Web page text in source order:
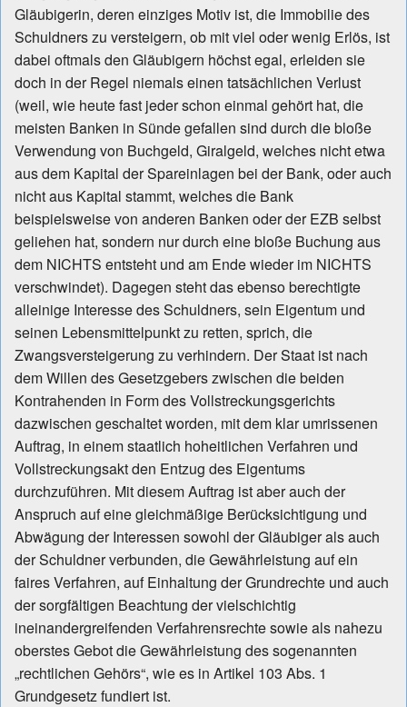
Gläubigerin, deren einziges Motiv ist, die Immobilie des
Schuldners zu versteigern, ob mit viel oder wenig Erlös, ist
dabei oftmals den Gläubigern höchst egal, erleiden sie
doch in der Regel niemals einen tatsächlichen Verlust
(weil, wie heute fast jeder schon einmal gehört hat, die
meisten Banken in Sünde gefallen sind durch die bloße
Verwendung von Buchgeld, Giralgeld, welches nicht etwa
aus dem Kapital der Spareinlagen bei der Bank, oder auch
nicht aus Kapital stammt, welches die Bank
beispielsweise von anderen Banken oder der EZB selbst
geliehen hat, sondern nur durch eine bloße Buchung aus
dem NICHTS entsteht und am Ende wieder im NICHTS
verschwindet). Dagegen steht das ebenso berechtigte
alleinige Interesse des Schuldners, sein Eigentum und
seinen Lebensmittelpunkt zu retten, sprich, die
Zwangsversteigerung zu verhindern. Der Staat ist nach
dem Willen des Gesetzgebers zwischen die beiden
Kontrahenden in Form des Vollstreckungsgerichts
dazwischen geschaltet worden, mit dem klar umrissenen
Auftrag, in einem staatlich hoheitlichen Verfahren und
Vollstreckungsakt den Entzug des Eigentums
durchzuführen. Mit diesem Auftrag ist aber auch der
Anspruch auf eine gleichmäßige Berücksichtigung und
Abwägung der Interessen sowohl der Gläubiger als auch
der Schuldner verbunden, die Gewährleistung auf ein
faires Verfahren, auf Einhaltung der Grundrechte und auch
der sorgfältigen Beachtung der vielschichtig
ineinandergreifenden Verfahrensrechte sowie als nahezu
oberstes Gebot die Gewährleistung des sogenannten
„rechtlichen Gehörs“, wie es in Artikel 103 Abs. 1
Grundgesetz fundiert ist.